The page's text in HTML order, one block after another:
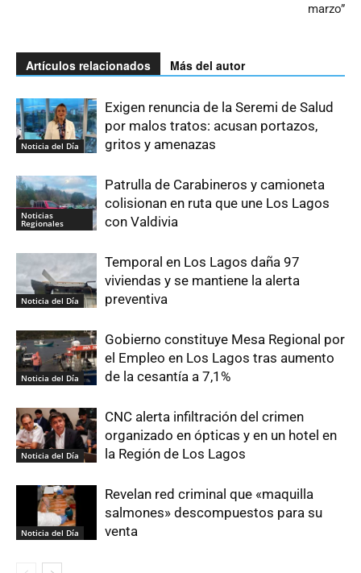
marzo”
Artículos relacionados Más del autor
Noticia del Día
Exigen renuncia de la Seremi de Salud
por malos tratos: acusan portazos,
gritos y amenazas
Noticias
Regionales
Patrulla de Carabineros y camioneta
colisionan en ruta que une Los Lagos
con Valdivia
Noticia del Día
Temporal en Los Lagos daña 97
viviendas y se mantiene la alerta
preventiva
Noticia del Día
Gobierno constituye Mesa Regional por
el Empleo en Los Lagos tras aumento
de la cesantía a 7,1%
Noticia del Día
CNC alerta infiltración del crimen
organizado en ópticas y en un hotel en
la Región de Los Lagos
Noticia del Día
Revelan red criminal que «maquilla
salmones» descompuestos para su
venta